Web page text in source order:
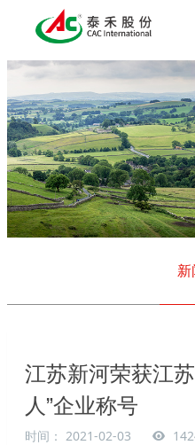
江苏新河荣获江
人”企业称号
时间： 2021-02-03